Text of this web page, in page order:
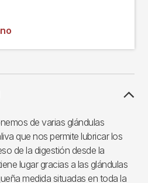
de varias glándulas
que nos permite lubricar los
de la digestión desde la
lugar gracias a las glándulas
medida situadas en toda la